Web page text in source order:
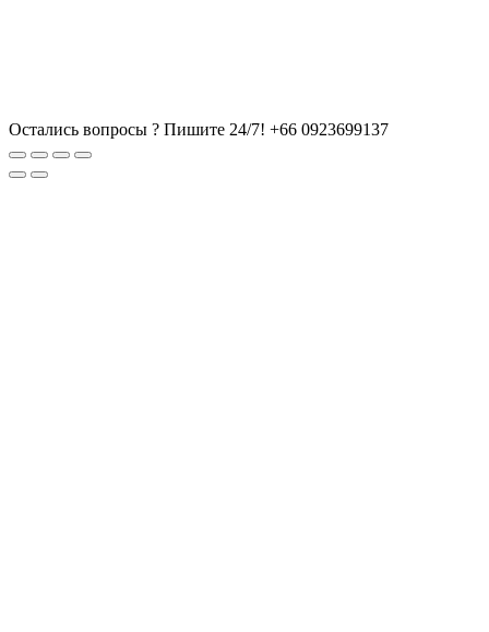
Остались вопросы ? Пишите 24/7! +66 0923699137